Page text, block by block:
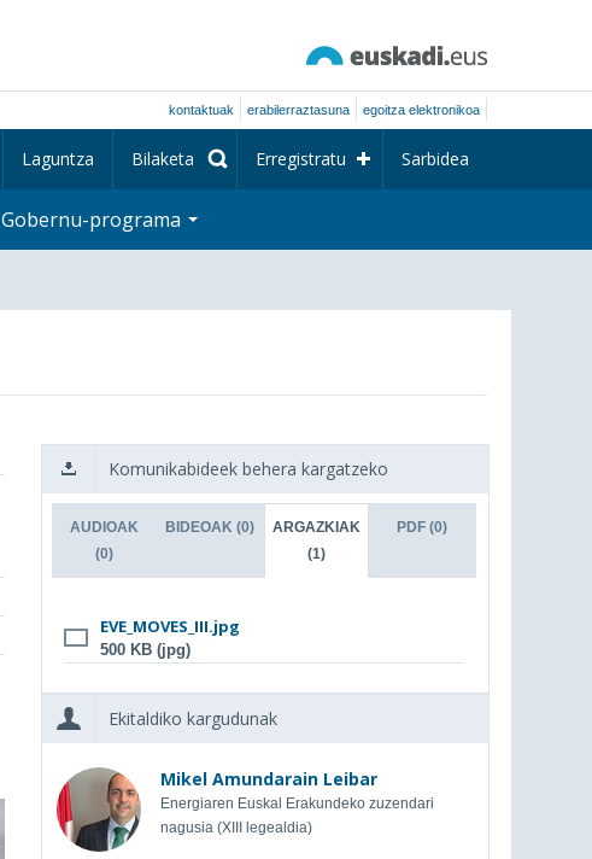
kontaktuak erabilerraztasuna egoitza elektronikoa
Laguntza Bilaketa Erregistratu Sarbidea
Gobernu-programa
Komunikabideek behera kargatzeko
AUDIOAK
(0)
BIDEOAK (0)
ARGAZKIAK
(1)
PDF (0)
EVE_MOVES_III.jpg
500 KB (jpg)
Ekitaldiko kargudunak
Mikel Amundarain Leibar
Energiaren Euskal Erakundeko zuzendari
nagusia (XIII legealdia)